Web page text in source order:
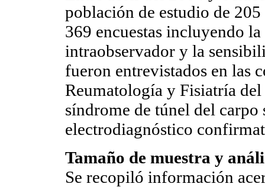
población de estudio de
369 encuestas incluyendo
intraobservador y la
fueron entrevistados en las
Reumatología y Fisiatría
síndrome de túnel del
electrodiagnóstico
Tamaño de muestra y
Se recopiló información